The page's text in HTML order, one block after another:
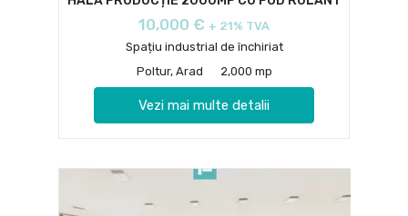
10,000 € + 21% TVA
Spațiu industrial de închiriat
Poltur, Arad
2,000 mp
Vezi mai multe detalii